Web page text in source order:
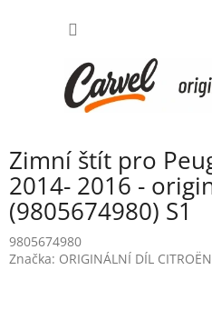
Zimní štít pro
2014- 2016 -
(9805674980) S1
9805674980
Značka: ORIGINÁLNÍ DÍL